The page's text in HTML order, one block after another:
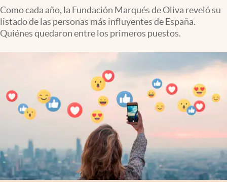
Como cada año, la Fundación Marqués de Oliva reveló su
listado de las personas más influyentes de España.
Quiénes quedaron entre los primeros puestos.